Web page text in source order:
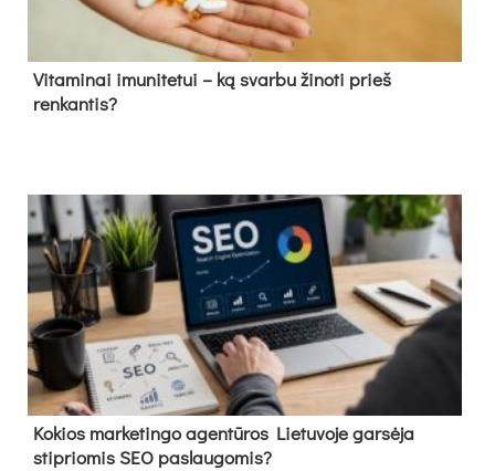
Vitaminai imunitetui – ką svarbu žinoti prieš
renkantis?
Kokios marketingo agentūros Lietuvoje garsėja
stipriomis SEO paslaugomis?